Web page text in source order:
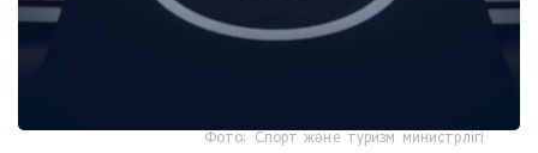
Фото: Спорт және туризм министрлігі